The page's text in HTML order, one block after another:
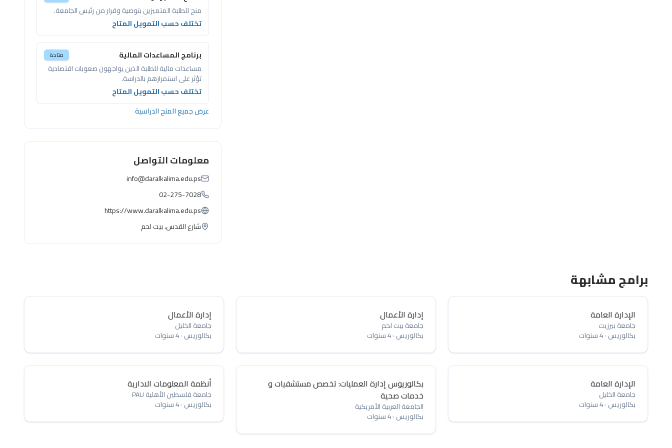
منح للطلبة المتميزين بتوصية وقرار من رئيس الجامعة.
تختلف حسب التمويل المتاح
برنامج المساعدات المالية متاحة
مساعدات مالية للطلبة الذين يواجهون صعوبات اقتصادية
تؤثر على استمرارهم بالدراسة.
تختلف حسب التمويل المتاح
عرض جميع المنح الدراسية
معلومات التواصل
info@daralkalima.edu.ps
02-275-7028
https://www.daralkalima.edu.ps
شارع القدس، بيت لحم
برامج مشابهة
الإدارة العامة
جامعة بيرزيت
بكالوريس·4 سنوات
إدارة الأعمال
جامعة بيت لحم
بكالوريس·4 سنوات
إدارة الأعمال
جامعة الخليل
بكالوريس·4 سنوات
الإدارة العامة
جامعة الخليل
بكالوريس·4 سنوات
بكالوريوس إدارة العمليات: تخصص مستشفيات و
خدمات صحية
الجامعة العربية الأمريكية
بكالوريس·4 سنوات
أنظمة المعلومات الادارية
جامعة فلسطين الأهلية PAU
بكالوريس·4 سنوات